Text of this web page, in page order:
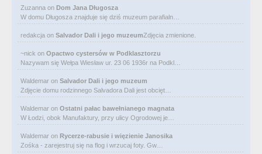
Zuzanna on Dom Jana Długosza
W domu Długosza znajduje się dziś muzeum parafialn…
redakcja on Salvador Dali i jego muzeumZdjęcia zmienione.
~nick on Opactwo cystersów w Podklasztorzu
Nazywam się Wełpa Wiesław ur. 23 06 1936r na Podkl…
Waldemar on Salvador Dali i jego muzeum
Zdjęcie domu rodzinnego Salvadora Dali jest obcięt…
Waldemar on Ostatni pałac bawełnianego magnata
W Łodzi, obok Manufaktury, przy ulicy Ogrodowej je…
Waldemar on Rycerze-rabusie i więzienie Janosika
Zośka - zarejestruj się na flog i wrzucaj foty. Gw…